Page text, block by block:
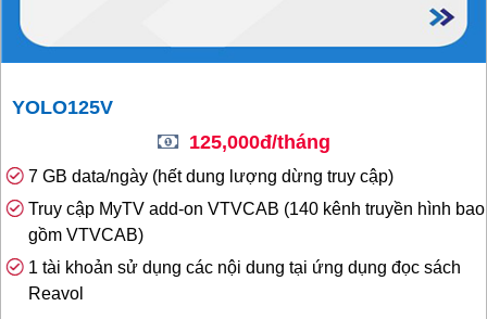
YOLO125V
125,000đ/tháng
7 GB data/ngày (hết dung lượng dừng truy cập)
Truy cập MyTV add-on VTVCAB (140 kênh truyền hình bao
gồm VTVCAB)
1 tài khoản sử dụng các nội dung tại ứng dụng đọc sách
Reavol